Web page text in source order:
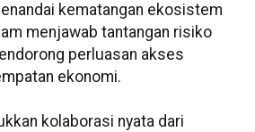
kematangan ekosistem
menjawab tantangan risiko
perluasan akses
ekonomi.
kolaborasi nyata dari